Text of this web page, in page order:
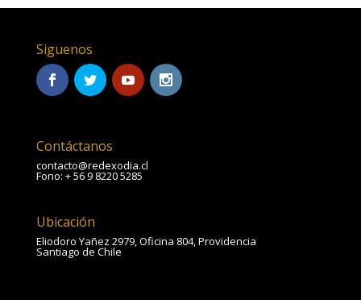
Siguenos
Contáctanos
contacto@redexodia.cl
Fono: + 56 9 8220 5285
Ubicación
Eliodoro Yañez 2979, Oficina 804, Providencia
Santiago de Chile